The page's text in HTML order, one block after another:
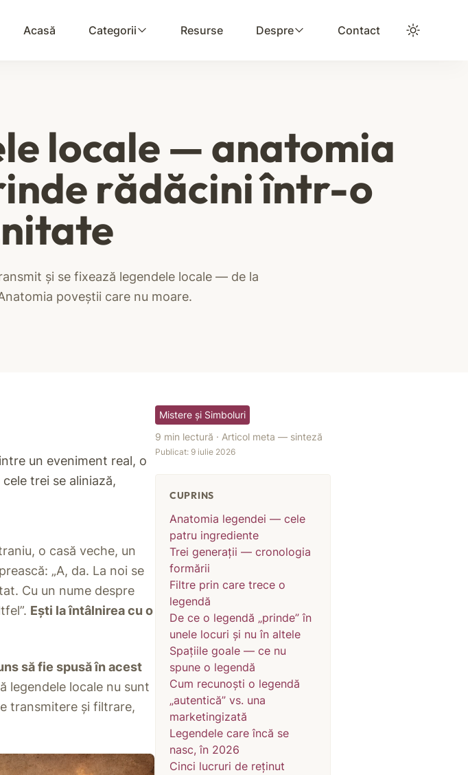
Acasă Categorii Resurse Despre Contact
locale — anatomia
rădăcini într-o
și se fixează legendele locale — de la
poveștii care nu moare.
un eveniment real, o
trei se aliniază,
o casă veche, un
„A, da. La noi se
Cu un nume despre
Ești la întâlnirea cu o
să fie spusă în acest
legendele locale nu sunt
transmitere și filtrare,
Mistere și Simboluri
9 min lectură · Articol meta — sinteză
Publicat: 9 iulie 2026
CUPRINS
Anatomia legendei — cele
patru ingrediente
Trei generații — cronologia
formării
Filtre prin care trece o
legendă
De ce o legendă „prinde” în
unele locuri și nu în altele
Spațiile goale — ce nu
spune o legendă
Cum recunoști o legendă
„autentică” vs. una
marketingizată
Legendele care încă se
nasc, în 2026
Cinci lucruri de reținut